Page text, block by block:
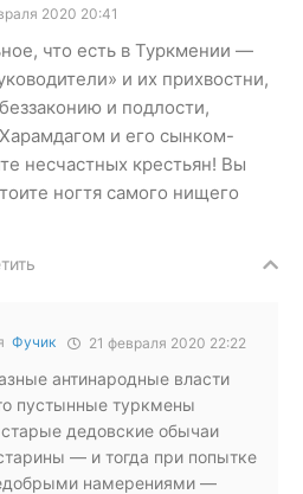
2020 20:41
что есть в Туркмении —
и их прихвостни,
и подлости,
и его сынком-
несчастных крестьян! Вы
ногтя самого нищего
Фучик 21 февраля 2020 22:22
антинародные власти
пустынные туркмены
дедовские обычаи
— и тогда при попытке
намерениями —